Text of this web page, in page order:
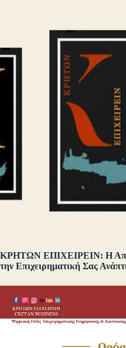
ΚΡΗΤΩΝ ΕΠΙΧΕΙΡΕΙΝ: Η
την Επιχειρηματική Σας